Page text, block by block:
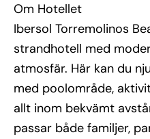
Övrig information
Hotellet erbjuder pooler,
kvällsunderhållning. För
lekytor. Restaurangerna
specialiteter och
bjuder på svalkande
Om Hotellet
Ibersol Torremolinos
strandhotell med
atmosfär. Här kan du
med poolområde,
allt inom bekvämt
passar både familjer,